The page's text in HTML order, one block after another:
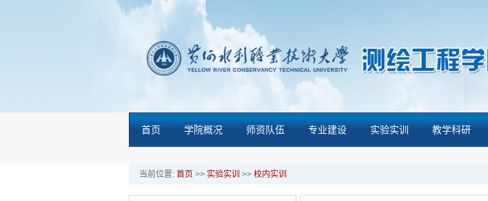
首页 学院概况 师资队伍 专业建设 实验实训 教学科研
当前位置: 首页 >> 实验实训 >> 校内实训